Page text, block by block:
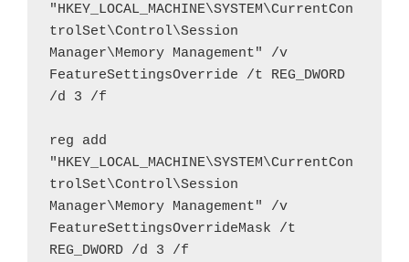
"HKEY_LOCAL_MACHINE\SYSTEM\CurrentCon
trolSet\Control\Session
Manager\Memory Management" /v
FeatureSettingsOverride /t REG_DWORD
/d 3 /f
reg add
"HKEY_LOCAL_MACHINE\SYSTEM\CurrentCon
trolSet\Control\Session
Manager\Memory Management" /v
FeatureSettingsOverrideMask /t
REG_DWORD /d 3 /f